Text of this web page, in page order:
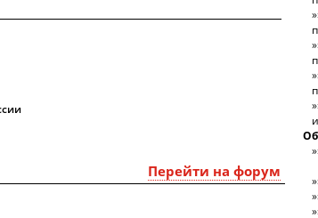
Перейти на форум